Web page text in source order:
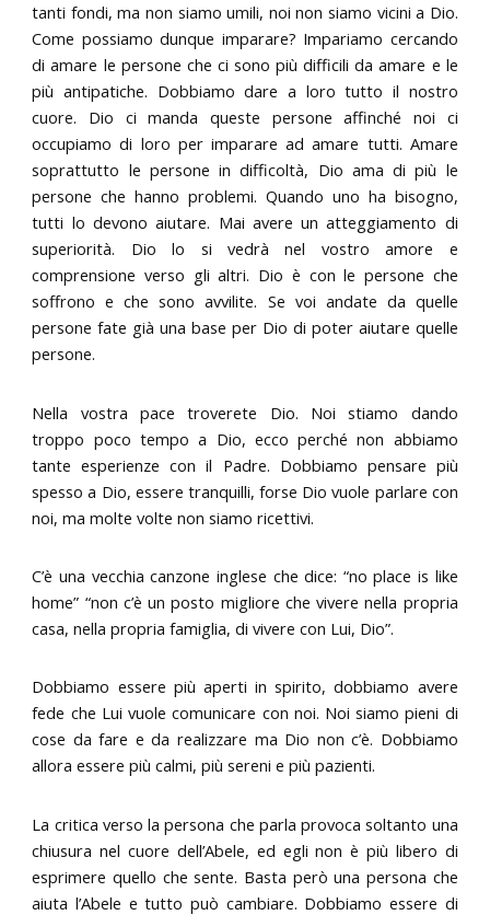
tanti fondi, ma non siamo umili, noi non siamo vicini a Dio.
Come possiamo dunque imparare? Impariamo cercando
di amare le persone che ci sono più difficili da amare e le
più antipatiche. Dobbiamo dare a loro tutto il nostro
cuore. Dio ci manda queste persone affinché noi ci
occupiamo di loro per imparare ad amare tutti. Amare
soprattutto le persone in difficoltà, Dio ama di più le
persone che hanno problemi. Quando uno ha bisogno,
tutti lo devono aiutare. Mai avere un atteggiamento di
superiorità. Dio lo si vedrà nel vostro amore e
comprensione verso gli altri. Dio è con le persone che
soffrono e che sono avvilite. Se voi andate da quelle
persone fate già una base per Dio di poter aiutare quelle
persone.
Nella vostra pace troverete Dio. Noi stiamo dando
troppo poco tempo a Dio, ecco perché non abbiamo
tante esperienze con il Padre. Dobbiamo pensare più
spesso a Dio, essere tranquilli, forse Dio vuole parlare con
noi, ma molte volte non siamo ricettivi.
C’è una vecchia canzone inglese che dice: “no place is like
home” “non c’è un posto migliore che vivere nella propria
casa, nella propria famiglia, di vivere con Lui, Dio”.
Dobbiamo essere più aperti in spirito, dobbiamo avere
fede che Lui vuole comunicare con noi. Noi siamo pieni di
cose da fare e da realizzare ma Dio non c’è. Dobbiamo
allora essere più calmi, più sereni e più pazienti.
La critica verso la persona che parla provoca soltanto una
chiusura nel cuore dell’Abele, ed egli non è più libero di
esprimere quello che sente. Basta però una persona che
aiuta l’Abele e tutto può cambiare. Dobbiamo essere di